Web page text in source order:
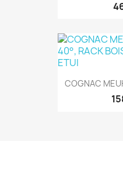
COGNAC